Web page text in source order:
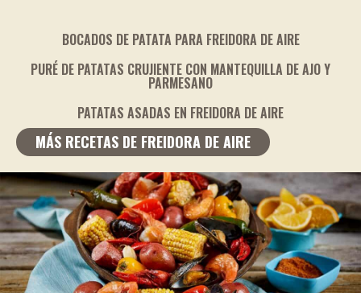
BOCADOS DE PATATA PARA FREIDORA DE AIRE
PURÉ DE PATATAS CRUJIENTE CON MANTEQUILLA DE AJO Y
PARMESANO
PATATAS ASADAS EN FREIDORA DE AIRE
MÁS RECETAS DE FREIDORA DE AIRE